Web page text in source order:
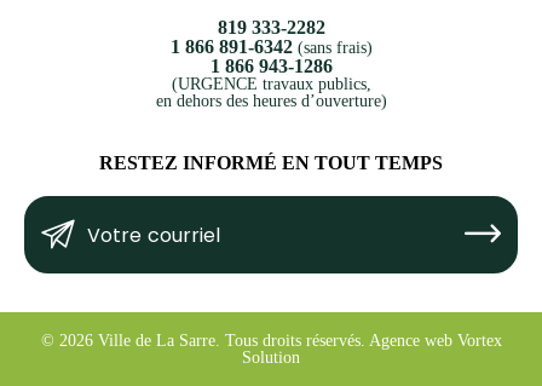
819 333-2282
1 866 891-6342(sans frais)
1 866 943-1286
(URGENCE travaux publics,
en dehors des heures d’ouverture)
RESTEZ INFORMÉ EN TOUT TEMPS
Votre
courriel
(Nécessaire)
Submit
© 2026 Ville de La Sarre. Tous droits réservés. Agence web Vortex
Solution